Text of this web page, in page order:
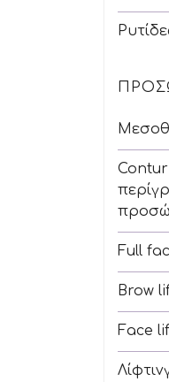
Contur
Full
Brow
Face